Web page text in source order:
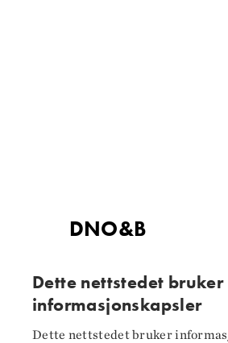
DNO&B
Tilgjengelighets­erklæring
Personvern og
Dette nettstedet bruker
informasjonskapsler
Dette nettstedet bruker